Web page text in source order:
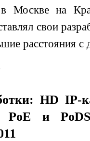
на
свои
расстояния
HD IP-
PoE и